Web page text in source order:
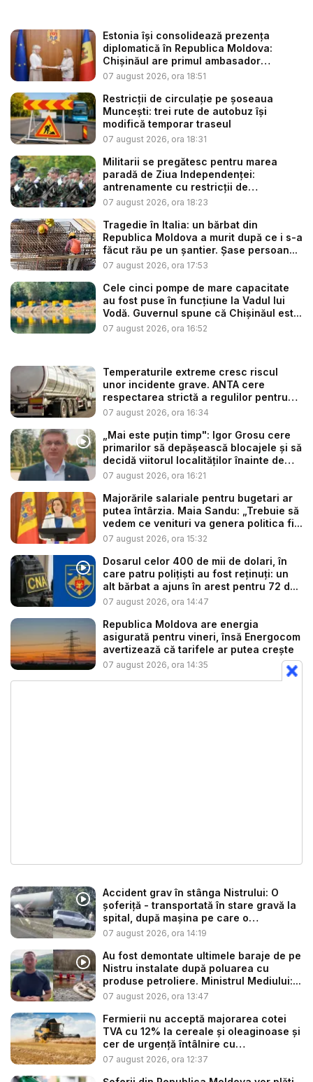
Estonia își consolidează prezența
diplomatică în Republica Moldova:
Chișinăul are primul ambasador
estonia...
07 august 2026, ora 18:51
Restricții de circulație pe șoseaua
Muncești: trei rute de autobuz își
modifică temporar traseul
07 august 2026, ora 18:31
Militarii se pregătesc pentru marea
paradă de Ziua Independenței:
antrenamente cu restricții de
circulație...
07 august 2026, ora 18:23
Tragedie în Italia: un bărbat din
Republica Moldova a murit după ce i s-a
făcut rău pe un șantier. Șase persoan...
07 august 2026, ora 17:53
Cele cinci pompe de mare capacitate
au fost puse în funcțiune la Vadul lui
Vodă. Guvernul spune că Chișinăul est...
07 august 2026, ora 16:52
Temperaturile extreme cresc riscul
unor incidente grave. ANTA cere
respectarea strictă a regulilor pentru
tr...
07 august 2026, ora 16:34
„Mai este puțin timp": Igor Grosu cere
primarilor să depășească blocajele și să
decidă viitorul localităților înainte de
ex...
07 august 2026, ora 16:21
Majorările salariale pentru bugetari ar
putea întârzia. Maia Sandu: „Trebuie să
vedem ce venituri va genera politica fi...
07 august 2026, ora 15:32
Dosarul celor 400 de mii de dolari, în
care patru polițiști au fost reținuți: un
alt bărbat a ajuns în arest pentru 72 d...
07 august 2026, ora 14:47
Republica Moldova are energia
asigurată pentru vineri, însă Energocom
avertizează că tarifele ar putea crește
07 august 2026, ora 14:35
Accident grav în stânga Nistrului: O
șoferiță - transportată în stare gravă la
spital, după mașina pe care o
conduce...
07 august 2026, ora 14:19
Au fost demontate ultimele baraje de pe
Nistru instalate după poluarea cu
produse petroliere. Ministrul Mediului:...
07 august 2026, ora 13:47
Fermierii nu acceptă majorarea cotei
TVA cu 12% la cereale și oleaginoase și
cer de urgență întâlnire cu
autoritățile:...
07 august 2026, ora 12:37